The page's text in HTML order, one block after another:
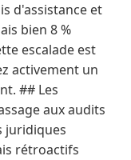
d'assistance et
bien 8 %
escalade est
activement un
## Les
aux audits
juridiques
rétroactifs